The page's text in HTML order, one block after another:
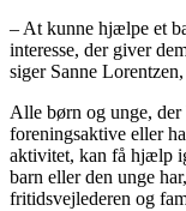
– At kunne hjælpe et
interesse, der giver
siger Sanne
Alle børn og unge,
foreningsaktive eller
aktivitet, kan få hjælp
barn eller den unge
fritidsvejlederen og